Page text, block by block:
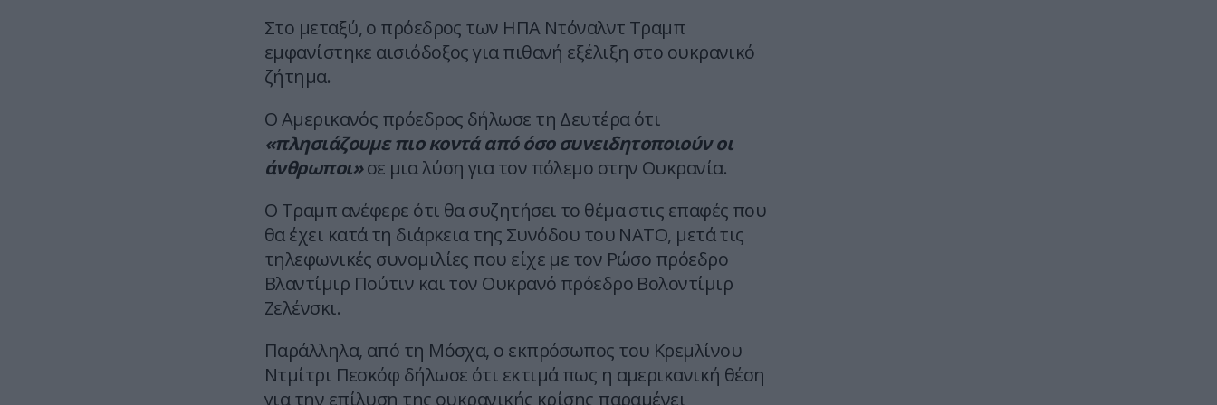
Στο μεταξύ, ο πρόεδρος των ΗΠΑ Ντόναλντ Τραμπ
εμφανίστηκε αισιόδοξος για πιθανή εξέλιξη στο ουκρανικό
ζήτημα.
Ο Αμερικανός πρόεδρος δήλωσε τη Δευτέρα ότι
«πλησιάζουμε πιο κοντά από όσο συνειδητοποιούν οι
άνθρωποι» σε μια λύση για τον πόλεμο στην Ουκρανία.
Ο Τραμπ ανέφερε ότι θα συζητήσει το θέμα στις επαφές που
θα έχει κατά τη διάρκεια της Συνόδου του ΝΑΤΟ, μετά τις
τηλεφωνικές συνομιλίες που είχε με τον Ρώσο πρόεδρο
Βλαντίμιρ Πούτιν και τον Ουκρανό πρόεδρο Βολοντίμιρ
Ζελένσκι.
Παράλληλα, από τη Μόσχα, ο εκπρόσωπος του Κρεμλίνου
Ντμίτρι Πεσκόφ δήλωσε ότι εκτιμά πως η αμερικανική θέση
για την επίλυση της ουκρανικής κρίσης παραμένει